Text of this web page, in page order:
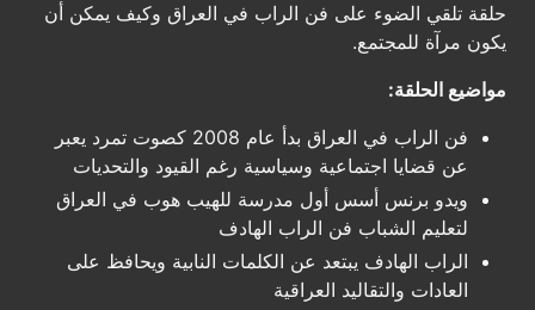
حلقة تلقي الضوء على فن الراب في العراق وكيف يمكن أن
يكون مرآة للمجتمع.
مواضيع الحلقة:
فن الراب في العراق بدأ عام 2008 كصوت تمرد يعبر
عن قضايا اجتماعية وسياسية رغم القيود والتحديات
ويدو برنس أسس أول مدرسة للهيب هوب في العراق
لتعليم الشباب فن الراب الهادف
الراب الهادف يبتعد عن الكلمات النابية ويحافظ على
العادات والتقاليد العراقية